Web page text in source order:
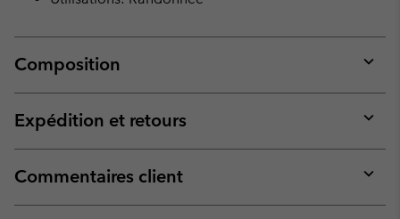
Composition
or
Expédition et retours
or
Commentaires client
or